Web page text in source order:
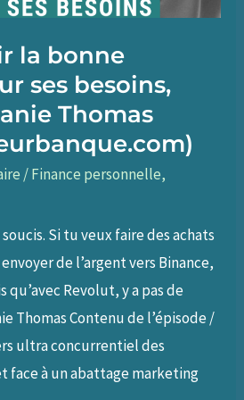
la bonne
ses besoins,
Thomas
/Finance personnelle,
Si tu veux faire des achats
de l’argent vers Binance,
qu’avec Revolut, y a pas de
Thomas Contenu de l’épisode /
ultra concurrentiel des
face à un abattage marketing